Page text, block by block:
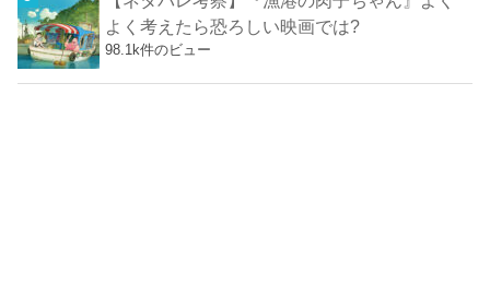
よく考えたら恐ろしい映画では?
98.1k件のビュー